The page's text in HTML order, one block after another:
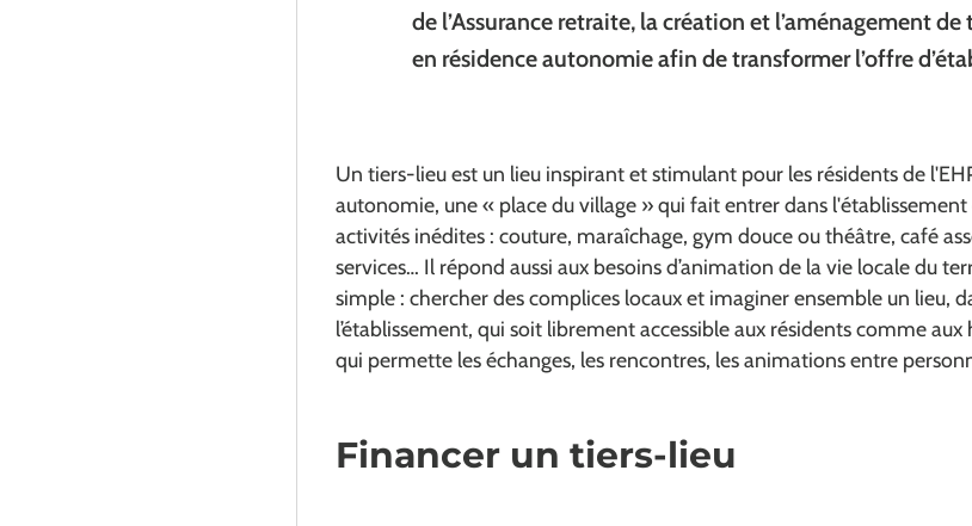
de l’Assurance retraite, la création et l’aménagement
en résidence autonomie afin de transformer l’offre
Un tiers-lieu est un lieu inspirant et stimulant pour les résidents de
autonomie, une « place du village » qui fait entrer dans l'établissement
activités inédites : couture, maraîchage, gym douce ou théâtre, café
services… Il répond aussi aux besoins d’animation de la vie locale du
simple : chercher des complices locaux et imaginer ensemble un lieu,
l’établissement, qui soit librement accessible aux résidents comme
qui permette les échanges, les rencontres, les animations entre
Financer un tiers-lieu